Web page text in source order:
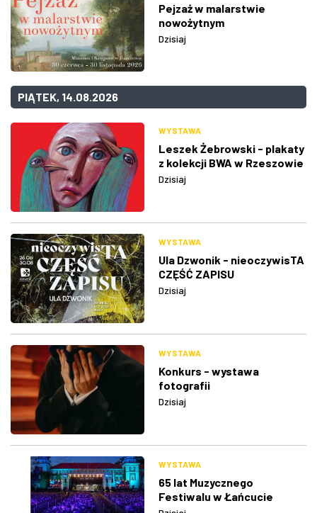
Pejzaż w malarstwie
nowożytnym
Dzisiaj
PIĄTEK, 14.08.2026
WYSTAWA
Leszek Żebrowski - plakaty
z kolekcji BWA w Rzeszowie
Dzisiaj
WYSTAWA
Ula Dzwonik - nieoczywisTA
CZĘŚĆ ZAPISU
Dzisiaj
WYSTAWA
Konkurs - wystawa
fotografii
Dzisiaj
WYSTAWA
65 lat Muzycznego
Festiwalu w Łańcucie